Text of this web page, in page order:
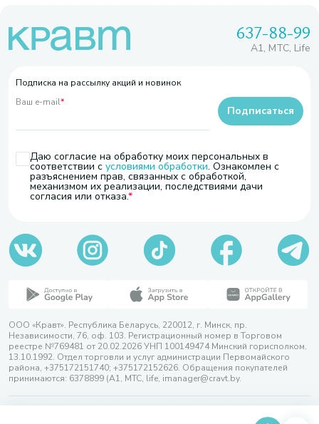
637-88-99
A1, МТС, Life
Подписка на рассылку акций и новинок
Ваш e-mail*
Даю согласие на обработку моих персональных в
соответствии с условиями обработки. Ознакомлен с
разъяснением прав, связанных с обработкой,
механизмом их реализации, последствиями дачи
согласия или отказа.
Подписаться
ООО «Кравт». Республика Беларусь, 220012, г. Минск, пр.
Независимости, 76, оф. 103. Регистрационный номер в Торговом
реестре №769481 от 20.02.2026 УНП 100149474 Минский горисполком,
13.10.1992. Отдел торговли и услуг администрации Первомайского
района, +375172151740; +375172152626. Обращения покупателей
принимаются: 6378899 (А1, МТС, life, imanager@cravt.by.